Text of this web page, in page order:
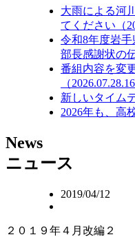
大雨による河
てください（
令和8年度岩
部長感謝状の
番組内容を変
（
新しいタイム
2026年も、高
News
ニュース
2019/04/12
２０１９年４月改編２